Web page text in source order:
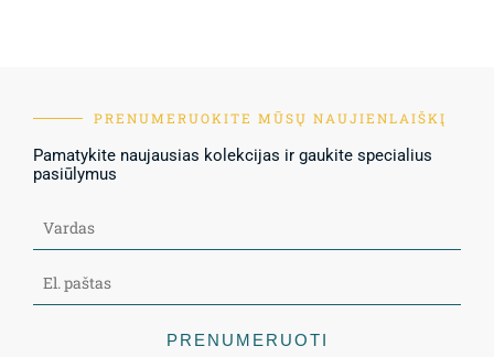
PRENUMERUOKITE MŪSŲ NAUJIENLAIŠKĮ
Pamatykite naujausias kolekcijas ir gaukite specialius
pasiūlymus
PRENUMERUOTI